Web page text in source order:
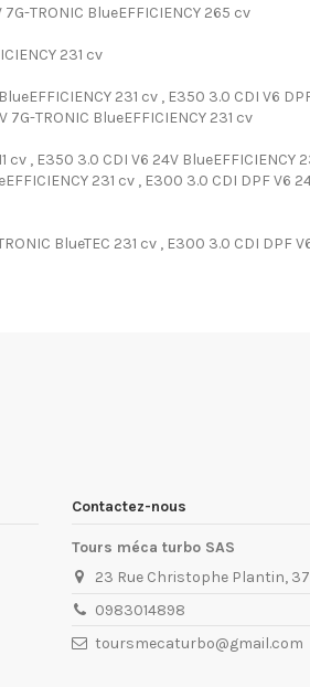
TRONIC BlueEFFICIENCY 265 cv
231 cv
231 cv , E350 3.0 CDI V6
TRONIC BlueEFFICIENCY 231 cv
, E350 3.0 CDI V6 24V
231 cv , E300 3.0 CDI DPF
BlueTEC 231 cv , E300 3.0 CDI DPF
Contactez-nous
Tours méca turbo SAS
23 Rue Christophe Plantin,
0983014898
toursmecaturbo@gmail.com